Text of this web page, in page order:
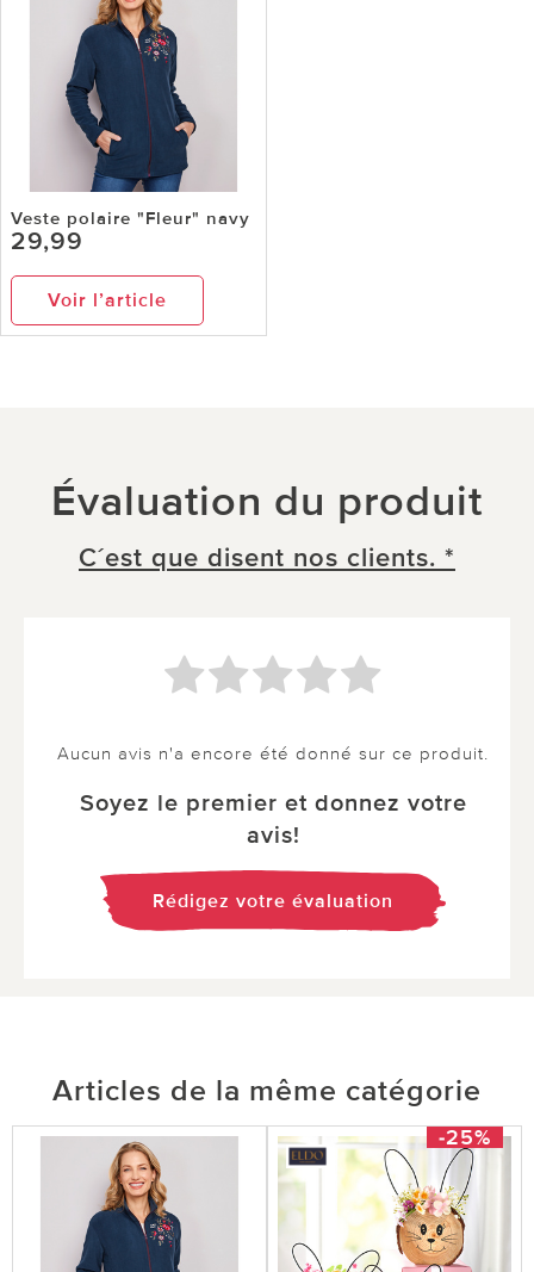
Veste polaire "Fleur" navy
29,99
Voir l’article
Évaluation du produit
C´est que disent nos clients. *
Aucun avis n'a encore été donné sur ce produit.
Soyez le premier et donnez votre
avis!
Rédigez votre évaluation
Articles de la même catégorie
-25%